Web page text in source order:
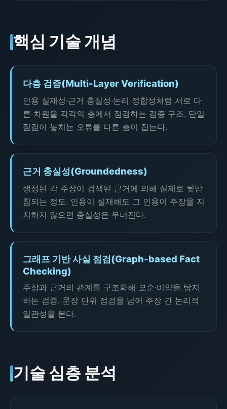
핵심 기술 개념
다층 검증(Multi-Layer Verification)
인용 실재성·근거 충실성·논리 정합성처럼 서로 다
른 차원을 각각의 층에서 점검하는 검증 구조. 단일
점검이 놓치는 오류를 다른 층이 잡는다.
근거 충실성(Groundedness)
생성된 각 주장이 검색된 근거에 의해 실제로 뒷받
침되는 정도. 인용이 실재해도 그 인용이 주장을 지
지하지 않으면 충실성은 무너진다.
그래프 기반 사실 점검(Graph-based Fact
Checking)
주장과 근거의 관계를 구조화해 모순·비약을 탐지
하는 검증. 문장 단위 점검을 넘어 주장 간 논리적
일관성을 본다.
기술 심층 분석